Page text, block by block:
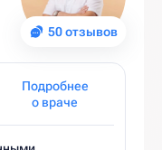
50 отзывов
Подробнее
о враче